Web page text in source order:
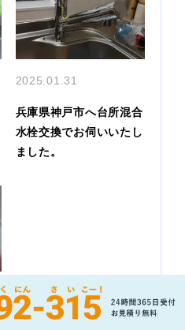
2025.01.31
兵庫県神戸市へ台所混合
水栓交換でお伺いいたし
ました。